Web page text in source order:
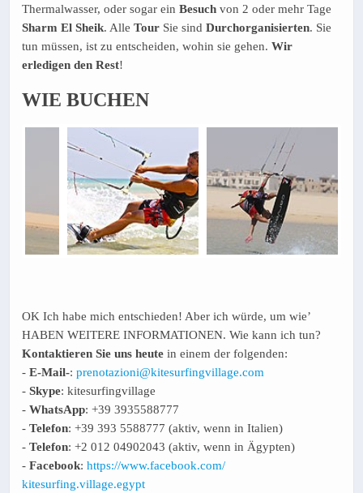
Thermalwasser, oder sogar ein Besuch von 2 oder mehr Tage
Sharm El Sheik. Alle Tour Sie sind Durchorganisierten. Sie
tun müssen, ist zu entscheiden, wohin sie gehen. Wir
erledigen den Rest!
WIE BUCHEN
OK Ich habe mich entschieden! Aber ich würde, um wie’
HABEN WEITERE INFORMATIONEN. Wie kann ich tun?
Kontaktieren Sie uns heute in einem der folgenden:
- E-Mail-: prenotazioni@kitesurfingvillage.com
- Skype: kitesurfingvillage
- WhatsApp: +39 3935588777
- Telefon: +39 393 5588777 (aktiv, wenn in Italien)
- Telefon: +2 012 04902043 (aktiv, wenn in Ägypten)
- Facebook: https://www.facebook.com/
kitesurfing.village.egypt